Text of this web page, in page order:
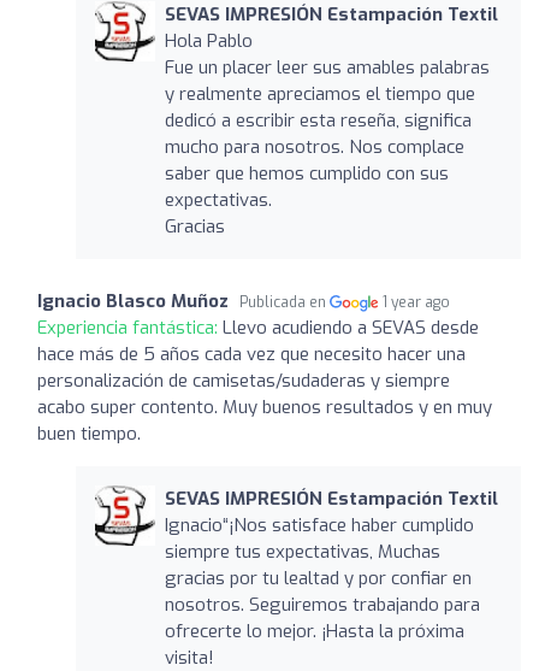
SEVAS IMPRESIÓN Estampación Textil
Hola Pablo
Fue un placer leer sus amables palabras
y realmente apreciamos el tiempo que
dedicó a escribir esta reseña, significa
mucho para nosotros. Nos complace
saber que hemos cumplido con sus
expectativas.
Gracias
Ignacio Blasco Muñoz Publicada en 1 year ago
Experiencia fantástica: Llevo acudiendo a SEVAS desde
hace más de 5 años cada vez que necesito hacer una
personalización de camisetas/sudaderas y siempre
acabo super contento. Muy buenos resultados y en muy
buen tiempo.
SEVAS IMPRESIÓN Estampación Textil
Ignacio“¡Nos satisface haber cumplido
siempre tus expectativas, Muchas
gracias por tu lealtad y por confiar en
nosotros. Seguiremos trabajando para
ofrecerte lo mejor. ¡Hasta la próxima
visita!